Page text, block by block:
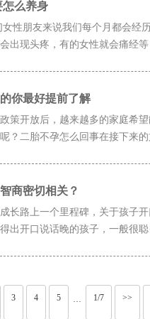
怎么养身
性朋友来说我们每个月都会经
出现头疼，有的女性就会痛经等
你最好提前了解
策开放后，越来越多的家庭希
？二胎不孕怎么回事在接下来的
商密切相关？
长路上一个里程碑，关于孩子
出开口说话晚的孩子，一般很聪
3 4 5 ··· 1/7 >>